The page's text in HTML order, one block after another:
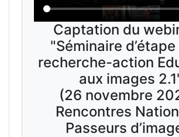
Captation du
"Séminaire d’étape
recherche-action
aux images
(26 novembre
Rencontres
Passeurs